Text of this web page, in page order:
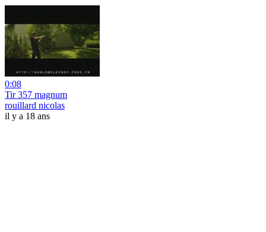
0:08
Tir 357 magnum
rouillard nicolas
il y a 18 ans